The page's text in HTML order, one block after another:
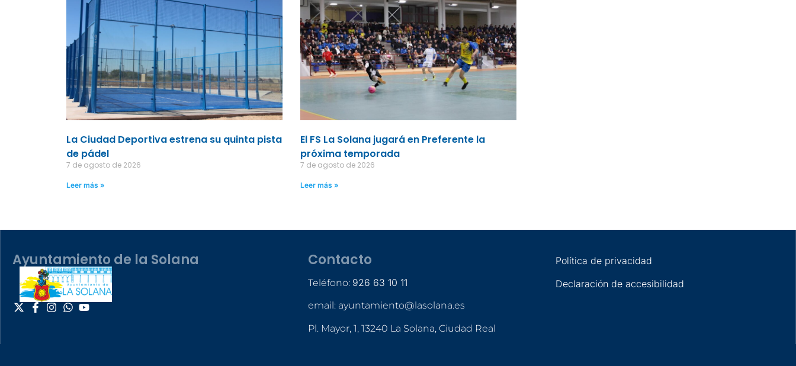
La Ciudad Deportiva estrena su quinta pista
de pádel
7 de agosto de 2026
Leer más »
El FS La Solana jugará en Preferente la
próxima temporada
7 de agosto de 2026
Leer más »
Ayuntamiento de la Solana Contacto
Teléfono: 926 63 10 11
email: ayuntamiento@lasolana.es
Pl. Mayor, 1, 13240 La Solana, Ciudad Real
Política de privacidad
Declaración de accesibilidad